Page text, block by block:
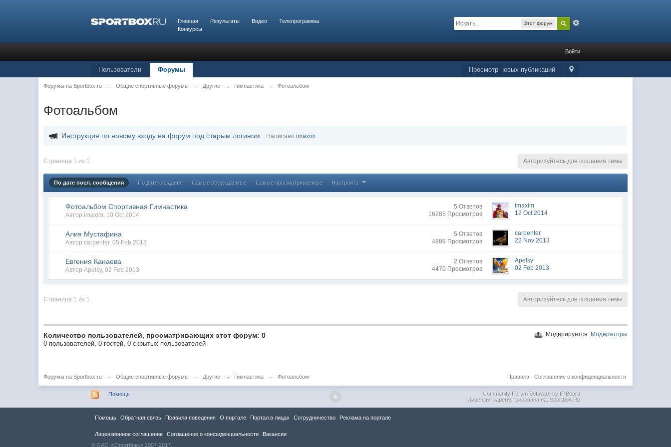
Главная Результаты Видео
Телепрограмма
Конкурсы
Этот форум
Войти
Просмотр новых публикаций
Пользователи Форумы
Форумы на Sportbox.ru → Общие спортивные форумы → Другие → Гимнастика → Фотоальбом
Фотоальбом
Инструкция по новому входу на форум под старым логином Написаноimaxim
Страница 1 из 1 Авторизуйтесь для создания темы
По дате посл. сообщения По дате создания Самые обсуждаемые Самые просматриваемые Настроить
Фотоальбом Спортивная Гимнастика
Автор imaxim, 10 Oct 2014
5 Ответов
16285 Просмотров
imaxim
12 Oct 2014
Алия Мустафина
Авторcarpenter,05 Feb 2013
5 Ответов
4889 Просмотров
carpenter
22 Nov 2013
Евгения Канаева
АвторApelsy,02 Feb 2013
2 Ответов
4470 Просмотров
Apelsy
02 Feb 2013
Страница 1 из 1 Авторизуйтесь для создания темы
Модерируется: Модераторы
Количество пользователей, просматривающих этот форум: 0
0 пользователей, 0 гостей, 0 скрытых пользователей
Форумы на Sportbox.ru → Общие спортивные форумы → Другие → Гимнастика → Фотоальбом Соглашение о конфиденциальности
Правила·
Помощь
Community Forum Software by IP.Board
Лицензия зарегистрирована на: Sportbox.Ru
Помощь Обратная связь Правила повeдения О портале Портал в лицах Сотрудничество Реклама на портале
Лицензионное соглашение Соглашение о конфиденциальности
Вакансии
© ОАО «Спортбокс» 2007-2017.